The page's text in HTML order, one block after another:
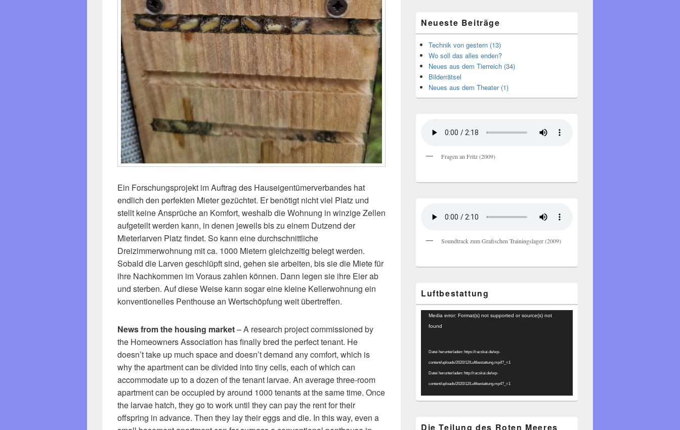
Ein Forschungsprojekt im Auftrag des Hauseigentümerverbandes hat
endlich den perfekten Mieter gezüchtet. Er benötigt nicht viel Platz und
stellt keine Ansprüche an Komfort, weshalb die Wohnung in winzige Zellen
aufgeteilt werden kann, in denen jeweils bis zu einem Dutzend der
Mieterlarven Platz findet. So kann eine durchschnittliche
Dreizimmerwohnung mit ca. 1000 Mietern gleichzeitig belegt werden.
Sobald die Larven geschlüpft sind, gehen sie arbeiten, bis sie die Miete für
ihre Nachkommen im Voraus zahlen können. Dann legen sie ihre Eier ab
und sterben. Auf diese Weise kann sogar eine kleine Kellerwohnung ein
konventionelles Penthouse an Wertschöpfung weit übertreffen.
News from the housing market– A research project commissioned by
the Homeowners Association has finally bred the perfect tenant. He
doesn’t take up much space and doesn’t demand any comfort, which is
why the apartment can be divided into tiny cells, each of which can
accommodate up to a dozen of the tenant larvae. An average three-room
apartment can be occupied by around 1000 tenants at the same time. Once
the larvae hatch, they go to work until they can pay the rent for their
offspring in advance. Then they lay their eggs and die. In this way, even a
Neueste Beiträge
Technik von gestern (13)
Wo soll das alles enden?
Neues aus dem Tierreich (34)
Bilderrätsel
Neues aus dem Theater (1)
Fragen an Fritz (2009)
Soundtrack zum Grafischen Trainingslager (2009)
Luftbestattung
Video-
Player
Media error: Format(s) not supported or source(s) not
found
Datei herunterladen: https://racskai.de/wp-
content/uploads/2020/12/Luftbestattung.mp4?_=1
Datei herunterladen: http://racskai.de/wp-
content/uploads/2020/12/Luftbestattung.mp4?_=1
Die Teilung des Roten Meeres